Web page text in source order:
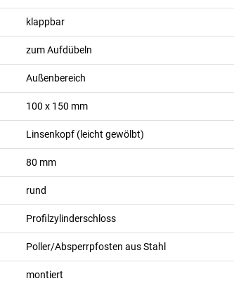
klappbar
zum Aufdübeln
Außenbereich
100 x 150 mm
Linsenkopf (leicht gewölbt)
80 mm
rund
Profilzylinderschloss
Poller/Absperrpfosten aus Stahl
montiert